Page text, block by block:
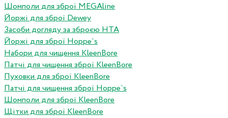
Шомполи для зброї MEGAline
Йоржі для зброї Dewey
Засоби догляду за зброєю HTA
Йоржі для зброї Hoppe`s
Набори для чищення KleenBore
Патчі для чищення зброї KleenBore
Пуховки для зброї KleenBore
Патчі для чищення зброї Hoppe`s
Шомполи для зброї KleenBore
Щітки для зброї KleenBore